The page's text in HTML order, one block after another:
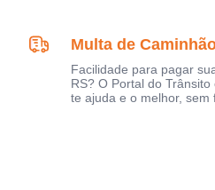
Multa de
Facilidade para pagar
RS? O Portal do
te ajuda e o melhor, sem